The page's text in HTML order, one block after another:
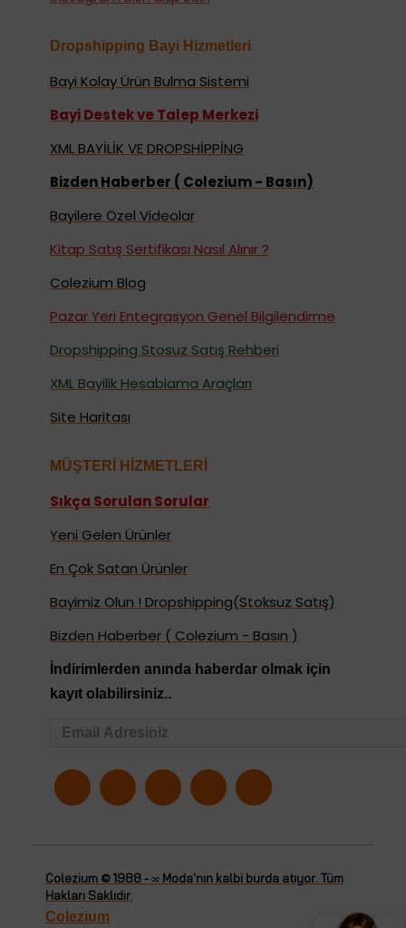
Dropshipping Bayi Hizmetleri
Bayi Kolay Ürün Bulma Sistemi
Bayi Destek ve Talep Merkezi
XML BAYİLİK VE DROPSHİPPİNG
Bizden Haberber ( Colezium - Basın)
Bayilere Özel Videolar
Kitap Satış Sertifikası Nasıl Alınır ?
Colezium Blog
Pazar Yeri Entegrasyon Genel Bilgilendirme
Dropshipping Stosuz Satış Rehberi
XML Bayilik Hesablama Araçları
Site Haritası
MÜŞTERİ HİZMETLERİ
Sıkça Sorulan Sorular
Yeni Gelen Ürünler
En Çok Satan Ürünler
Bayimiz Olun ! Dropshipping(Stoksuz Satış)
Bizden Haberber ( Colezium - Basın )
İndirimlerden anında haberdar olmak için
kayıt olabilirsiniz..
Colezium © 1988 - ∞ Moda'nın kalbi burda atıyor. Tüm
Hakları Saklıdır.
Colezium